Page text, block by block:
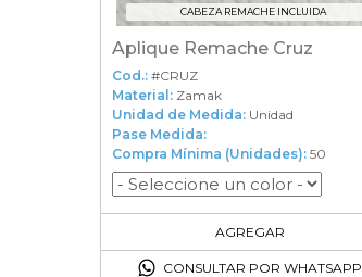
CABEZA REMACHE INCLUIDA
Aplique Remache Cruz
Cod.: #CRUZ
Material: Zamak
Unidad de Medida: Unidad
Pase Medida:
Compra Mínima (Unidades): 50
AGREGAR
50en el carrito
CONSULTAR POR WHATSAPP